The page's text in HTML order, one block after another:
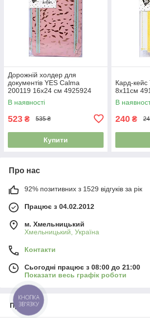
Дорожній холдер для
документів YES Calma
200119 16х24 см 4925924
В наявності
523 ₴ 535 ₴
Купити
Кард-кейс
8х11см
В
240 ₴
Про нас
92% позитивних з 1529 відгуків за рік
Працює з 04.02.2012
м. Хмельницький
Хмельницький, Україна
Контакти
Сьогодні працює з 08:00 до 21:00
Показати весь графік роботи
Про нас
КНОПКА
ЗВ'ЯЗКУ